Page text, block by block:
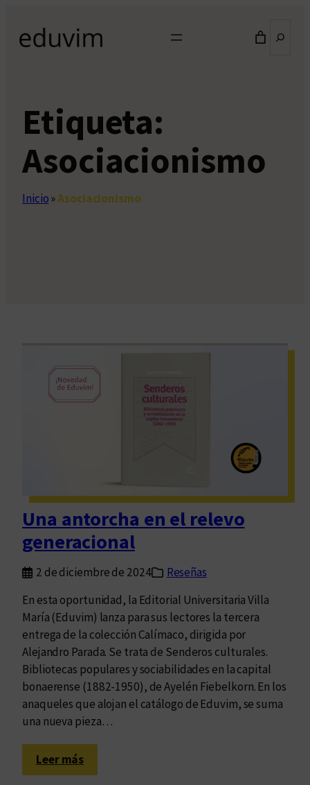
contenido
Etiqueta:
Asociacionismo
Inicio»Asociacionismo
Una antorcha en el relevo
generacional
2 de diciembre de 2024
Reseñas
En esta oportunidad, la Editorial Universitaria Villa
María (Eduvim) lanza para sus lectores la tercera
entrega de la colección Calímaco, dirigida por
Alejandro Parada. Se trata de Senderos culturales.
Bibliotecas populares y sociabilidades en la capital
bonaerense (1882-1950), de Ayelén Fiebelkorn. En los
anaqueles que alojan el catálogo de Eduvim, se suma
una nueva pieza…
Leer más:
U